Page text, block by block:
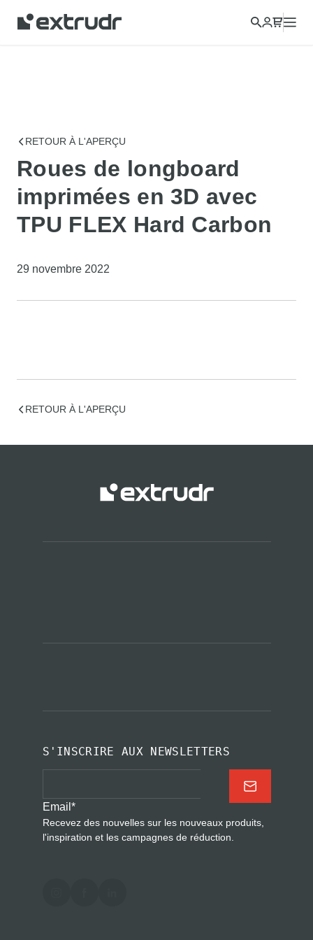
RETOUR À L'APERÇU
Roues de longboard
imprimées en 3D avec
TPU FLEX Hard Carbon
29 novembre 2022
RETOUR À L'APERÇU
S'INSCRIRE AUX NEWSLETTERS
Email *
Recevez des nouvelles sur les nouveaux produits,
l'inspiration et les campagnes de réduction.